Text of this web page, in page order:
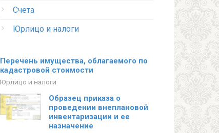
Счета
Юрлицо и налоги
Перечень имущества, облагаемого по
кадастровой стоимости
Юрлицо и налоги
Образец приказа о
проведении внеплановой
инвентаризации и ее
назначение